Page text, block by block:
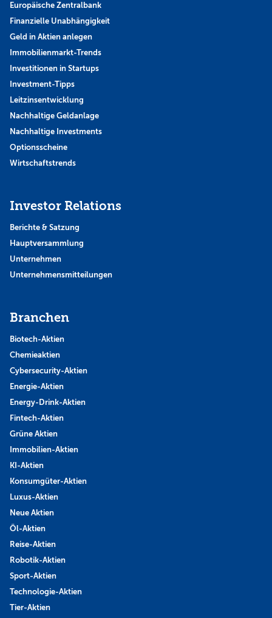
Europäische Zentralbank
Finanzielle Unabhängigkeit
Geld in Aktien anlegen
Immobilienmarkt-Trends
Investitionen in Startups
Investment-Tipps
Leitzinsentwicklung
Nachhaltige Geldanlage
Nachhaltige Investments
Optionsscheine
Wirtschaftstrends
Investor Relations
Berichte & Satzung
Hauptversammlung
Unternehmen
Unternehmensmitteilungen
Branchen
Biotech-Aktien
Chemieaktien
Cybersecurity-Aktien
Energie-Aktien
Energy-Drink-Aktien
Fintech-Aktien
Grüne Aktien
Immobilien-Aktien
KI-Aktien
Konsumgüter-Aktien
Luxus-Aktien
Neue Aktien
Öl-Aktien
Reise-Aktien
Robotik-Aktien
Sport-Aktien
Technologie-Aktien
Tier-Aktien